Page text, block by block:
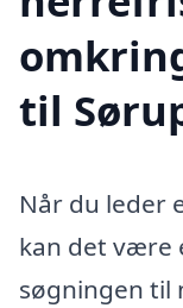
til
Når du leder
kan det være
søgningen til